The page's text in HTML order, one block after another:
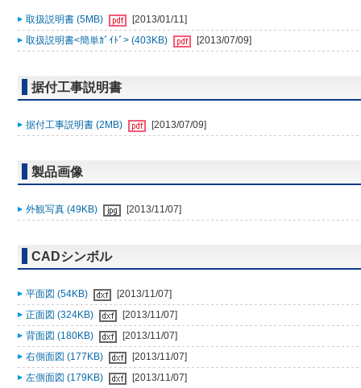
取扱説明書 (5MB)
[2013/01/11]
取扱説明書<簡単ｶﾞｲﾄﾞ> (403KB)
[2013/07/09]
据付工事説明書
据付工事説明書 (2MB) [2013/07/09]
製品画像
外観写真 (49KB) [2013/11/07]
CADシンボル
平面図 (54KB)
[2013/11/07]
正面図 (324KB)
[2013/11/07]
背面図 (180KB)
[2013/11/07]
右側面図 (177KB)
[2013/11/07]
左側面図 (179KB)
[2013/11/07]